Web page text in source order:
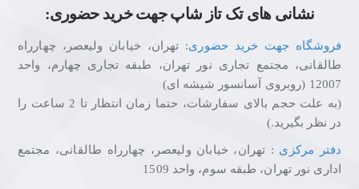
نشانی های تک تاز شاپ جهت خرید حضوری:
فروشگاه جهت خرید حضوری: تهران، خیابان ولیعصر، چهارراه
طالقانی، مجتمع تجاری نور تهران، طبقه تجاری چهارم، واحد
12007 (روبروی آسانسور شیشه ای)
(به علت حجم بالای سفارشات، حتما زمان انتظار تا 2 ساعت را
در نظر بگیرید.)
دفتر مرکزی : تهران، خیابان ولیعصر، چهارراه طالقانی، مجتمع
اداری نور تهران، طبقه سوم، واحد 1509